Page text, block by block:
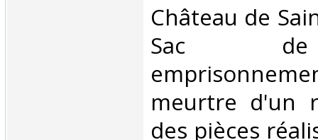
Château de
Sac de
meurtre d'un
des pièces